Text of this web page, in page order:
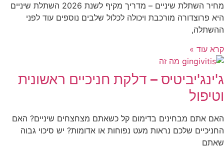
מחיר השתלת שיניים – מדריך מקיף לשנת 2026 השתלת שיניים
היא פרוצדורה מורכבת ויכולה לכלול שלבים נוספים עוד לפני
ההשתלה,
קרא עוד »
ג'ינג'יביטיס – דלקת חניכיים ראשונית
וטיפול
האם אתם מבחינים בדימום קל כשאתם מצחצחים שיניים? האם
החניכיים שלכם נראות מעט נפוחות או אדומות? יש סיכוי גבוה
שאתם